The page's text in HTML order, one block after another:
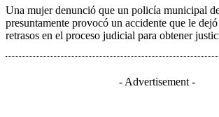
Una mujer denunció que un policía municipal
presuntamente provocó un accidente que le
retrasos en el proceso judicial para obtener
- Advertisement -